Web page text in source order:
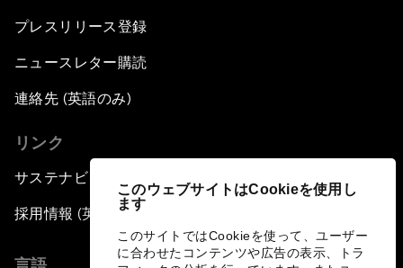
このウェブサイトはCookieを使用し
ます
このサイトではCookieを使って、ユーザー
に合わせたコンテンツや広告の表示、トラ
プレスリリース登録
ニュースレター購読
連絡先 (英語のみ)
リンク
サステナビリティへの取り組み
採用情報 (英語のみ)